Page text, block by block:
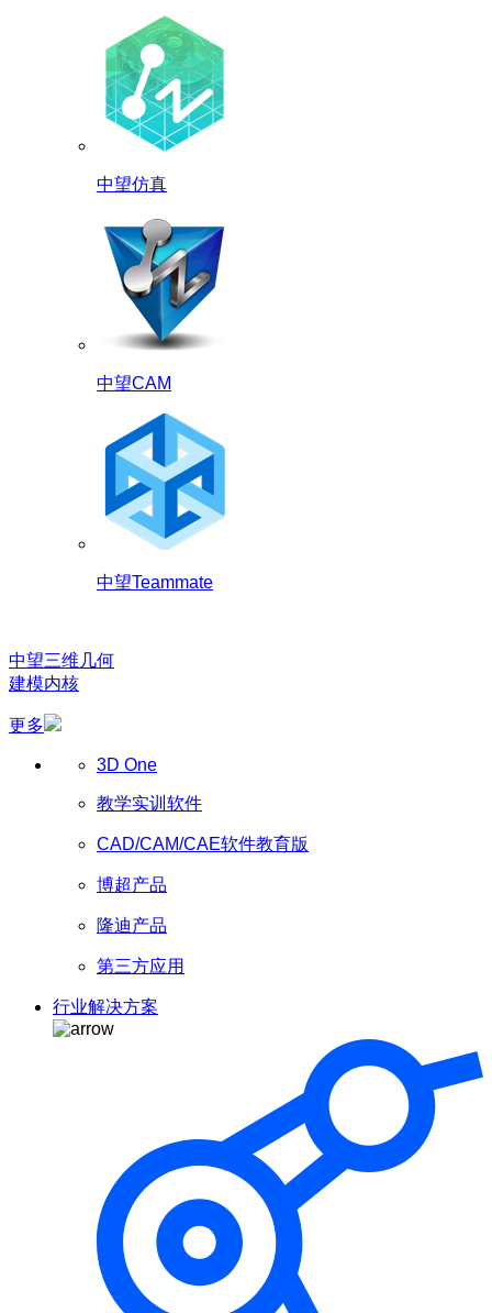
中望仿真
中望CAM
中望Teammate
中望三维几何
建模内核
更多
3D One
教学实训软件
CAD/CAM/CAE软件教育版
博超产品
隆迪产品
第三方应用
行业解决方案